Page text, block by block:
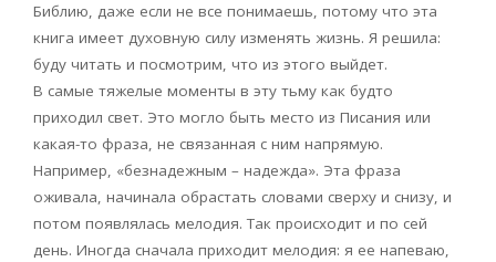
Библию, даже если не все понимаешь, потому что эта
книга имеет духовную силу изменять жизнь. Я решила:
буду читать и посмотрим, что из этого выйдет.
В самые тяжелые моменты в эту тьму как будто
приходил свет. Это могло быть место из Писания или
какая-то фраза, не связанная с ним напрямую.
Например, «безнадежным – надежда». Эта фраза
оживала, начинала обрастать словами сверху и снизу, и
потом появлялась мелодия. Так происходит и по сей
день. Иногда сначала приходит мелодия: я ее напеваю,